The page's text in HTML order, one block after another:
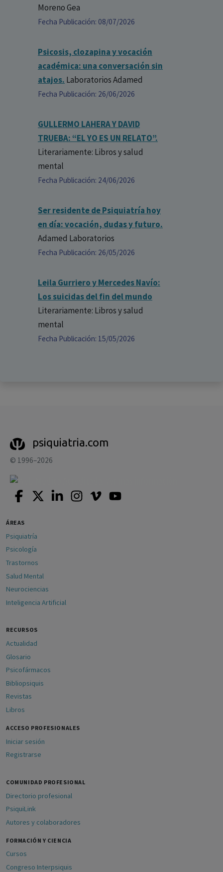
Moreno Gea
Fecha Publicación: 08/07/2026
Psicosis, clozapina y vocación
académica: una conversación sin
atajos. Laboratorios Adamed
Fecha Publicación: 26/06/2026
GULLERMO LAHERA Y DAVID
TRUEBA: “EL YO ES UN RELATO”.
Literariamente: Libros y salud
mental
Fecha Publicación: 24/06/2026
Ser residente de Psiquiatría hoy
en día: vocación, dudas y futuro.
Adamed Laboratorios
Fecha Publicación: 26/05/2026
Leila Gurriero y Mercedes Navío:
Los suicidas del fin del mundo
Literariamente: Libros y salud
mental
Fecha Publicación: 15/05/2026
psiquiatria.com
© 1996–2026
ÁREAS
Psiquiatría
Psicología
Trastornos
Salud Mental
Neurociencias
Inteligencia Artificial
RECURSOS
Actualidad
Glosario
Psicofármacos
Bibliopsiquis
Revistas
Libros
ACCESO PROFESIONALES
Iniciar sesión
Registrarse
COMUNIDAD PROFESIONAL
Directorio profesional
PsiquiLink
Autores y colaboradores
FORMACIÓN Y CIENCIA
Cursos
Congreso Interpsiquis